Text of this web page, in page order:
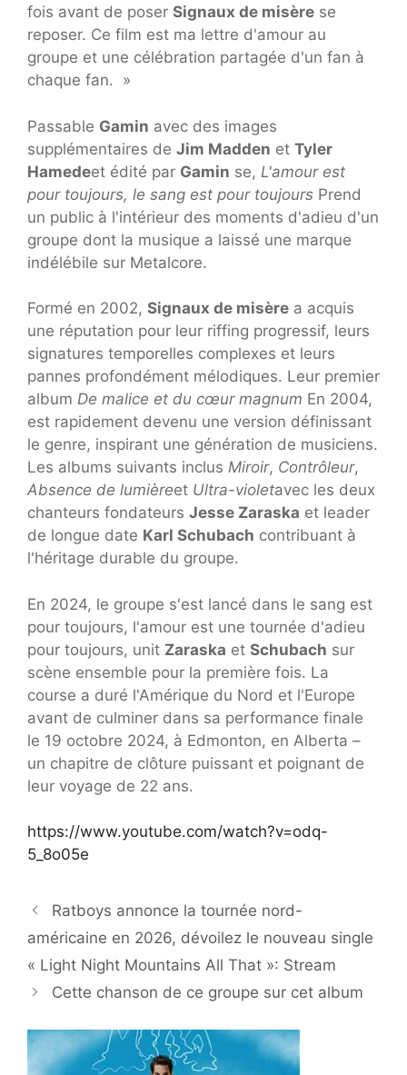
fois avant de poser Signaux de misère se
reposer. Ce film est ma lettre d'amour au
groupe et une célébration partagée d'un fan à
chaque fan. »
Passable Gamin avec des images
supplémentaires de Jim Madden et Tyler
Hamedeet édité par Gamin se, L'amour est
pour toujours, le sang est pour toujours Prend
un public à l'intérieur des moments d'adieu d'un
groupe dont la musique a laissé une marque
indélébile sur Metalcore.
Formé en 2002, Signaux de misère a acquis
une réputation pour leur riffing progressif, leurs
signatures temporelles complexes et leurs
pannes profondément mélodiques. Leur premier
album De malice et du cœur magnum En 2004,
est rapidement devenu une version définissant
le genre, inspirant une génération de musiciens.
Les albums suivants inclus Miroir, Contrôleur,
Absence de lumièreet Ultra-violetavec les deux
chanteurs fondateurs Jesse Zaraska et leader
de longue date Karl Schubach contribuant à
l'héritage durable du groupe.
En 2024, le groupe s'est lancé dans le sang est
pour toujours, l'amour est une tournée d'adieu
pour toujours, unit Zaraska et Schubach sur
scène ensemble pour la première fois. La
course a duré l'Amérique du Nord et l'Europe
avant de culminer dans sa performance finale
le 19 octobre 2024, à Edmonton, en Alberta –
un chapitre de clôture puissant et poignant de
leur voyage de 22 ans.
https://www.youtube.com/watch?v=odq-
5_8o05e
Ratboys annonce la tournée nord-
américaine en 2026, dévoilez le nouveau single
« Light Night Mountains All That »: Stream
Cette chanson de ce groupe sur cet album